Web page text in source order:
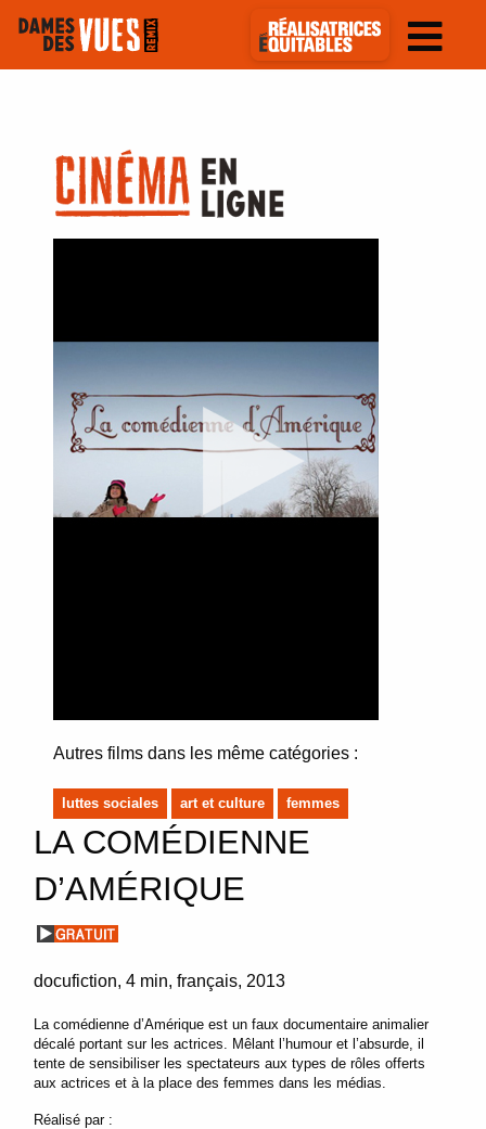
Autres films dans les même catégories :
luttes sociales art et culture femmes
LA COMÉDIENNE
D’AMÉRIQUE
docufiction 4 min français 2013
La comédienne d’Amérique est un faux documentaire animalier
décalé portant sur les actrices. Mêlant l’humour et l’absurde, il
tente de sensibiliser les spectateurs aux types de rôles offerts
aux actrices et à la place des femmes dans les médias.
Réalisé par :